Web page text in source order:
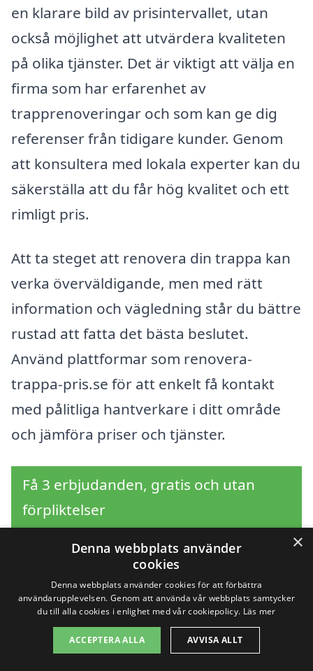
en klarare bild av prisintervallet, utan
också möjlighet att utvärdera kvaliteten
på olika tjänster. Det är viktigt att välja en
firma som har erfarenhet av
trapprenoveringar och som kan ge dig
referenser från tidigare kunder. Genom
att konsultera med lokala experter kan du
säkerställa att du får hög kvalitet och ett
rimligt pris.
Att ta steget att renovera din trappa kan
verka överväldigande, men med rätt
information och vägledning står du bättre
rustad att fatta det bästa beslutet.
Använd plattformar som renovera-
trappa-pris.se för att enkelt få kontakt
med pålitliga hantverkare i ditt område
och jämföra priser och tjänster.
Få 3 erbjudanden, gratis och utan
förpliktelser
Sök efter en
professionell för
renovera trappa i andra
×
Denna webbplats använder
cookies
Denna webbplats använder cookies för att förbättra
användarupplevelsen. Genom att använda vår webbplats samtycker
du till alla cookies i enlighet med vår cookiepolicy. Läs mer
ACCEPTERA ALLA AVVISA ALLT